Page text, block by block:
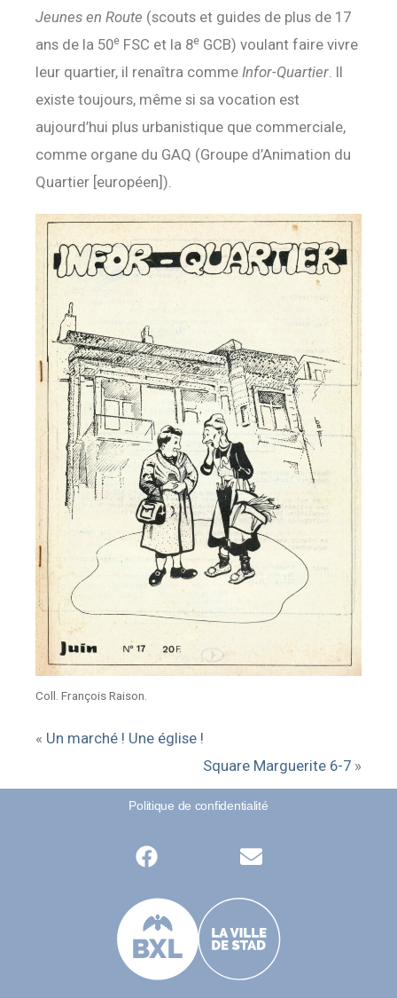
Jeunes en Route (scouts et guides de plus de 17
ans de la 50e FSC et la 8e GCB) voulant faire vivre
leur quartier, il renaîtra comme Infor-Quartier. Il
existe toujours, même si sa vocation est
aujourd’hui plus urbanistique que commerciale,
comme organe du GAQ (Groupe d’Animation du
Quartier [européen]).
Coll. François Raison.
« Un marché ! Une église !
Square Marguerite 6-7 »
Politique de confidentialité